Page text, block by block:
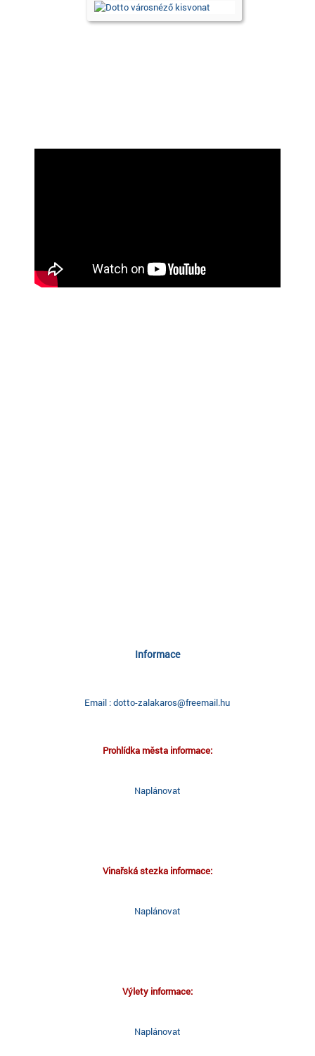
Informace
Email : dotto-zalakaros@freemail.hu
Prohlídka města informace:
Naplánovat
Vinařská stezka informace:
Naplánovat
Výlety informace:
Naplánovat